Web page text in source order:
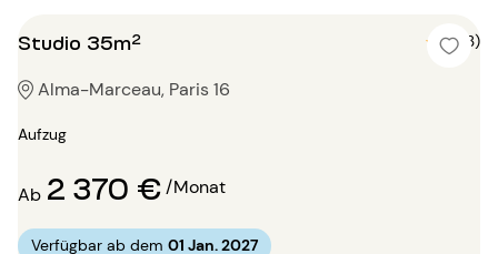
Studio 35m² 5 (3)
Alma-Marceau, Paris 16
Aufzug
Ab 2 370 €/Monat
Verfügbar ab dem 01 Jan. 2027